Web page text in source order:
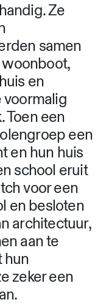
Ze
samen
en
voormalig
Toen een
een
en hun huis
school eruit
voor een
en besloten
architectuur,
aan te
hun
zeker een